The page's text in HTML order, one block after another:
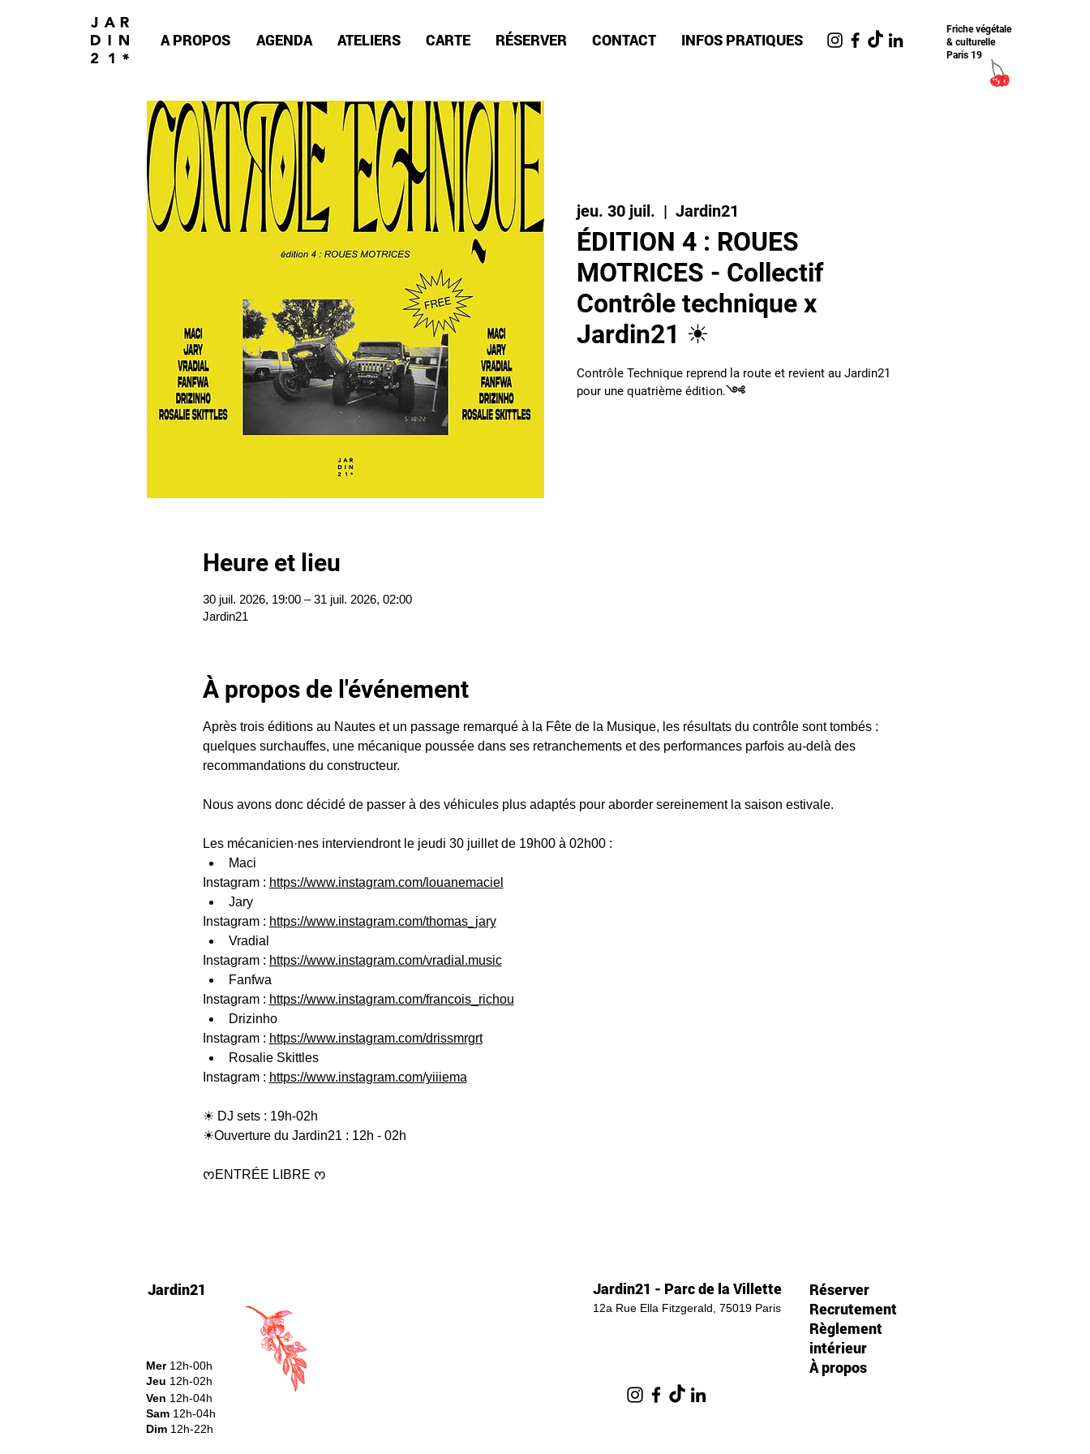
A PROPOS AGENDA ATELIERS CARTE RÉSERVER CONTACT INFOS PRATIQUES
Friche​ végétale
& culturelle
Paris 19
jeu. 30 juil.
  |
Jardin21
ÉDITION 4 : ROUES
MOTRICES - Collectif
Contrôle technique x
Jardin21 ☀
Contrôle Technique reprend la route et revient au Jardin21
pour une quatrième édition.༺
Heure et lieu
30 juil. 2026, 19:00 – 31 juil. 2026, 02:00
Jardin21
À propos de l'événement
Après trois éditions au Nautes et un passage remarqué à la Fête de la Musique, les résultats du contrôle sont tombés :
quelques surchauffes, une mécanique poussée dans ses retranchements et des performances parfois au-delà des
recommandations du constructeur.
Nous avons donc décidé de passer à des véhicules plus adaptés pour aborder sereinement la saison estivale.
Les mécanicien·nes interviendront le jeudi 30 juillet de 19h00 à 02h00 :
Maci
Instagram : https://www.instagram.com/louanemaciel
Jary
Instagram : https://www.instagram.com/thomas_jary
Vradial
Instagram : https://www.instagram.com/vradial.music
Fanfwa
Instagram : https://www.instagram.com/francois_richou
Drizinho
Instagram : https://www.instagram.com/drissmrgrt
Rosalie Skittles
Instagram : https://www.instagram.com/yiiiema
☀ DJ sets : 19h-02h
☀Ouverture du Jardin21 : 12h - 02h
ᰔENTRÉE LIBRE ᰔ
Jardin21
Mer12h-00h
Jeu 12h-02h
Ven 12h-04h
Sam 12h-04h
Dim 12h-22h​
Jardin21 - Parc de la Villette
12a Rue Ella Fitzgerald, 75019 Paris
Réserver
Recrutement
Règlement
intérieur
À propos